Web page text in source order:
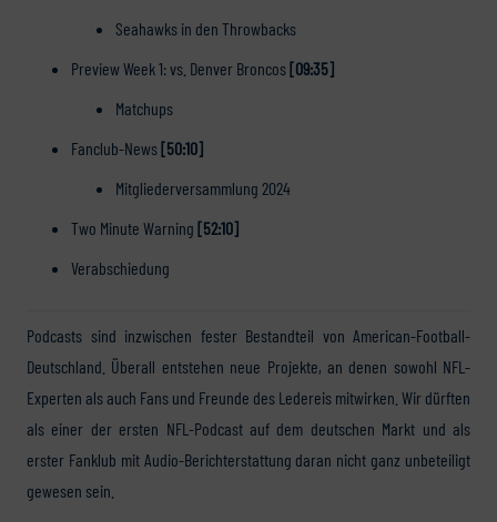
Seahawks in den Throwbacks
Preview Week 1: vs. Denver Broncos[09:35]
Matchups
Fanclub-News[50:10]
Mitgliederversammlung 2024
Two Minute Warning [52:10]
Verabschiedung
Podcasts sind inzwischen fester Bestandteil von American-Football-
Deutschland. Überall entstehen neue Projekte, an denen sowohl NFL-
Experten als auch Fans und Freunde des Ledereis mitwirken. Wir dürften
als einer der ersten NFL-Podcast auf dem deutschen Markt und als
erster Fanklub mit Audio-Berichterstattung daran nicht ganz unbeteiligt
gewesen sein.